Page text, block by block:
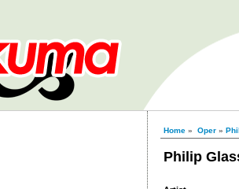
Home » Oper »
Philip